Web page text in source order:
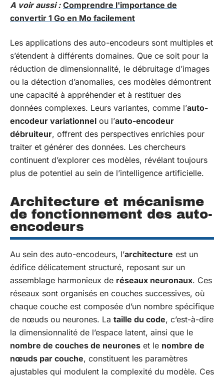
A voir aussi : Comprendre l'importance de
convertir 1 Go en Mo facilement
Les applications des auto-encodeurs sont multiples et
s’étendent à différents domaines. Que ce soit pour la
réduction de dimensionnalité, le débruitage d’images
ou la détection d’anomalies, ces modèles démontrent
une capacité à appréhender et à restituer des
données complexes. Leurs variantes, comme l’auto-
encodeur variationnel ou l’auto-encodeur
débruiteur, offrent des perspectives enrichies pour
traiter et générer des données. Les chercheurs
continuent d’explorer ces modèles, révélant toujours
plus de potentiel au sein de l’intelligence artificielle.
Architecture et mécanisme
de fonctionnement des auto-
encodeurs
Au sein des auto-encodeurs, l’architecture est un
édifice délicatement structuré, reposant sur un
assemblage harmonieux de réseaux neuronaux. Ces
réseaux sont organisés en couches successives, où
chaque couche est composée d’un nombre spécifique
de nœuds ou neurones. La taille du code, c’est-à-dire
la dimensionnalité de l’espace latent, ainsi que le
nombre de couches de neurones et le nombre de
nœuds par couche, constituent les paramètres
ajustables qui modulent la complexité du modèle. Ces